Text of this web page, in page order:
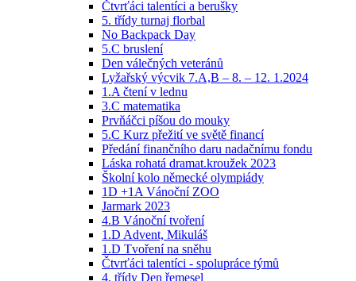
Čtvrťáci talentíci a berušky
5. třídy turnaj florbal
No Backpack Day
5.C bruslení
Den válečných veteránů
Lyžařský výcvik 7.A,B – 8. – 12. 1.2024
1.A čtení v lednu
3.C matematika
Prvňáčci píšou do mouky
5.C Kurz přežití ve světě financí
Předání finančního daru nadačnímu fondu
Láska rohatá dramat.kroužek 2023
Školní kolo německé olympiády
1D +1A Vánoční ZOO
Jarmark 2023
4.B Vánoční tvoření
1.D Advent, Mikuláš
1.D Tvoření na sněhu
Čtvrťáci talentíci - spolupráce týmů
4. třídy Den řemesel